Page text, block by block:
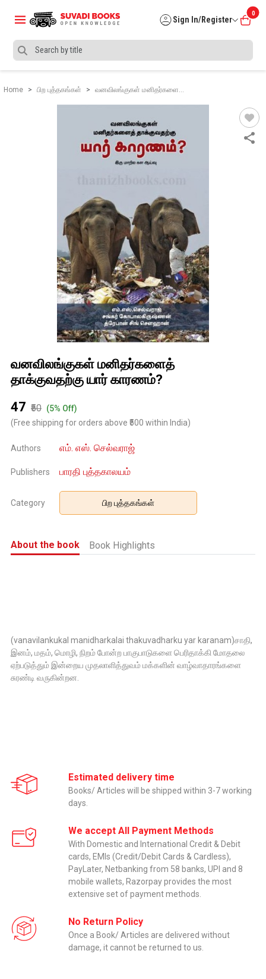
Sign In/Register
0
Home பிற புத்தகங்கள் வனவிலங்குகள் மனிதர்களை…
வனவிலங்குகள் மனிதர்களைத்
தாக்குவதற்கு யார் காரணம்?
₹47 ₹50 (5% Off)
(Free shipping for orders above ₹500 within India)
Authors எம். எஸ். செல்வராஜ்
Publishers பாரதி புத்தகாலயம்
Category பிற புத்தகங்கள்
About the book Book Highlights
(vanavilankukal manidharkalai thakuvadharku yar karanam)சாதி,
இனம், மதம், மொழி, நிறம் போன்ற பாகுபாடுகளை பெரிதாக்கி மோதலை
ஏற்படுத்தும் இன்றைய முதலாளித்துவம் மக்களின் வாழ்வாதாரங்களை
சுரண்டி வருகின்றன.
Estimated delivery time
Books/ Articles will be shipped within 3-7 working
days.
We accept All Payment Methods
With Domestic and International Credit & Debit
cards, EMIs (Credit/Debit Cards & Cardless),
PayLater, Netbanking from 58 banks, UPI and 8
mobile wallets, Razorpay provides the most
extensive set of payment methods.
No Return Policy
Once a Book/ Articles are delivered without
damage, it cannot be returned to us.